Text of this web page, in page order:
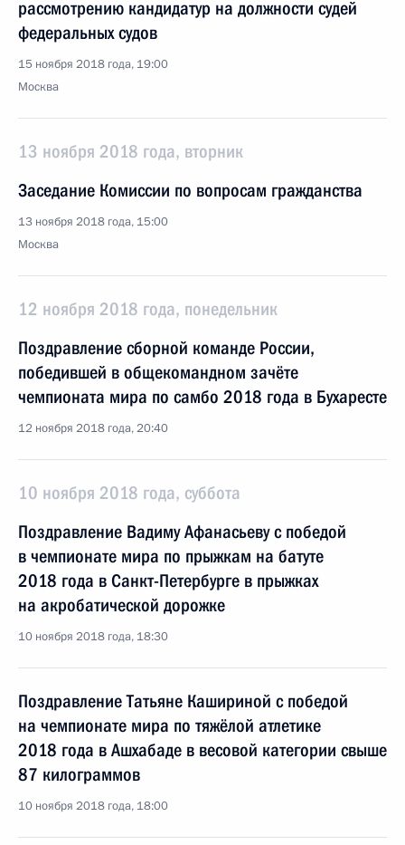
рассмотрению кандидатур на должности судей
федеральных судов
15 ноября 2018 года, 19:00
Москва
13 ноября 2018 года, вторник
Заседание Комиссии по вопросам гражданства
13 ноября 2018 года, 15:00
Москва
12 ноября 2018 года, понедельник
Поздравление сборной команде России,
победившей в общекомандном зачёте
чемпионата мира по самбо 2018 года в Бухаресте
12 ноября 2018 года, 20:40
10 ноября 2018 года, суббота
Поздравление Вадиму Афанасьеву с победой
в чемпионате мира по прыжкам на батуте
2018 года в Санкт-Петербурге в прыжках
на акробатической дорожке
10 ноября 2018 года, 18:30
Поздравление Татьяне Кашириной с победой
на чемпионате мира по тяжёлой атлетике
2018 года в Ашхабаде в весовой категории свыше
87 килограммов
10 ноября 2018 года, 18:00